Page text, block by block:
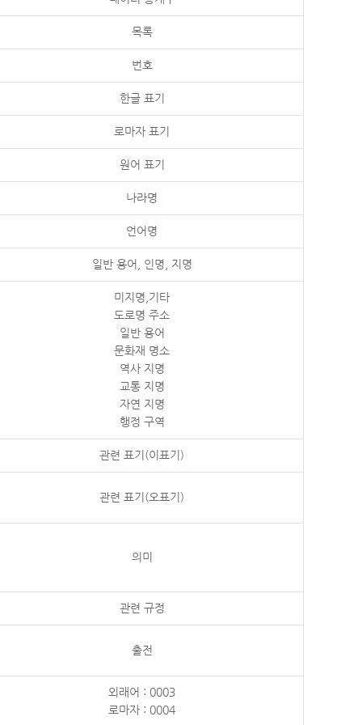
목록
번호
한글 표기
로마자 표기
원어 표기
나라명
언어명
일반 용어, 인명, 지명
미지명,기타
도로명 주소
일반 용어
문화재 명소
역사 지명
교통 지명
자연 지명
행정 구역
관련 표기(이표기)
관련 표기(오표기)
의미
관련 규정
출전
외래어 : 0003
로마자 : 0004